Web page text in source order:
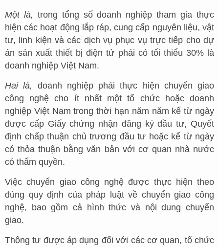
Một là, trong tổng số doanh nghiệp tham gia thực
hiện các hoạt động lắp ráp, cung cấp nguyên liệu, vật
tư, linh kiện và các dịch vụ phục vụ trực tiếp cho dự
án sản xuất thiết bị điện tử phải có tối thiểu 30% là
doanh nghiệp Việt Nam.
Hai là,
doanh nghiệp phải thực hiện chuyển giao
công nghệ cho ít nhất một tổ chức hoặc doanh
nghiệp Việt Nam trong thời hạn năm năm kể từ ngày
được cấp Giấy chứng nhận đăng ký đầu tư, Quyết
định chấp thuận chủ trương đầu tư hoặc kể từ ngày
có thỏa thuận bằng văn bản với cơ quan nhà nước
có thẩm quyền.
Việc chuyển giao công nghệ được thực hiện theo
đúng quy định của pháp luật về chuyển giao công
nghệ, bao gồm cả hình thức và nội dung chuyển
giao.
Thông tư được áp dụng đối với các cơ quan, tổ chức